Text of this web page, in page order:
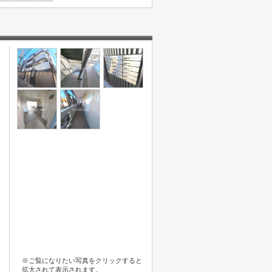
※ご覧になりたい写真をクリックすると
拡大されて表示されます。